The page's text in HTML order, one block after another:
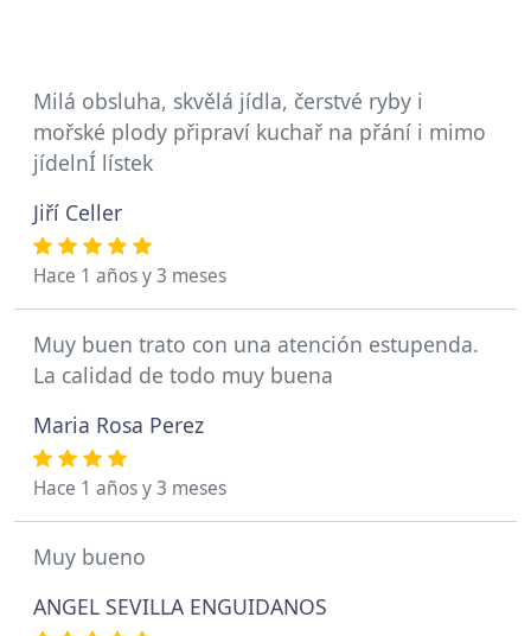
Milá obsluha, skvělá jídla, čerstvé ryby i
mořské plody připraví kuchař na přání i mimo
jídelnÍ lístek
Jiří Celler
Hace 1 años y 3 meses
Muy buen trato con una atención estupenda.
La calidad de todo muy buena
Maria Rosa Perez
Hace 1 años y 3 meses
Muy bueno
ANGEL SEVILLA ENGUIDANOS